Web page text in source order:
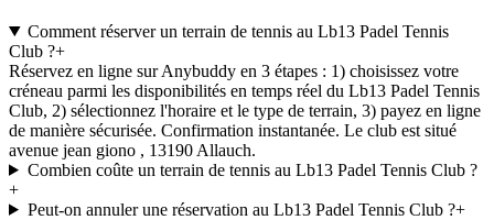
Comment réserver un terrain de tennis au Lb13 Padel Tennis
Club ?+
Réservez en ligne sur Anybuddy en 3 étapes : 1) choisissez votre
créneau parmi les disponibilités en temps réel du Lb13 Padel Tennis
Club, 2) sélectionnez l'horaire et le type de terrain, 3) payez en ligne
de manière sécurisée. Confirmation instantanée. Le club est situé
avenue jean giono , 13190 Allauch.
Combien coûte un terrain de tennis au Lb13 Padel Tennis Club ?
+
Peut-on annuler une réservation au Lb13 Padel Tennis Club ?+